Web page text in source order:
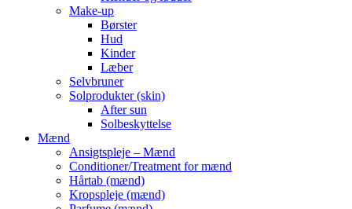
Make-up
Børster
Hud
Kinder
Læber
Selvbruner
Solprodukter (skin)
After sun
Solbeskyttelse
Mænd
Ansigtspleje – Mænd
Conditioner/Treatment for mænd
Hårtab (mænd)
Kropspleje (mænd)